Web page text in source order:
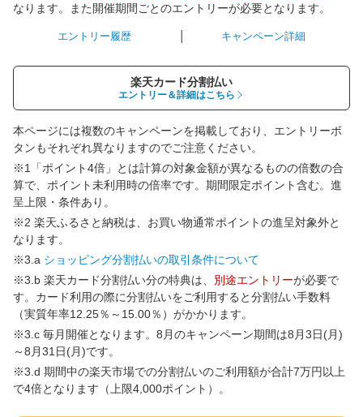
なります。また開催期間ごとのエントリーが必要となります。
エントリー履歴 キャンペーン詳細
楽天カード分割払い
エントリー＆詳細はこちら
本ページには複数のキャンペーンを掲載しており、エントリーボ
タンもそれぞれ異なりますのでご注意ください。
※1「ポイント4倍」とは計算の対象金額が異なるものの倍数の合
算で、ポイント未利用時の倍率です。期間限定ポイント含む。進
呈上限・条件あり。
※2 楽天ふるさと納税は、お買い物通常ポイントの進呈対象外と
なります。
※3.a ショッピング分割払いの取引条件について
※3.b 楽天カード分割払い分の特典は、 別途エントリーが必要で
す。カード利用の際に分割払いをご利用すると分割払い手数料
（実質年率12.25％～15.00％）がかかります。
※3.c 毎月開催となります。8月のキャンペーン期間は8月3日(月)
～8月31日(月)です。
※3.d 期間中の楽天市場での分割払いのご利用額が合計7万円以上
で4倍となります（上限4,000ポイント）。